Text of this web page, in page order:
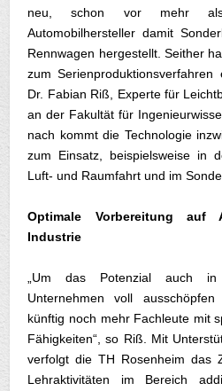
neu, schon vor mehr
Automobilhersteller damit
Rennwagen hergestellt. Seither
zum Serienproduktionsverfahren
Dr. Fabian Riß, Experte für
an der Fakultät für
nach kommt die Technologie
zum Einsatz, beispielsweise in
Luft- und Raumfahrt und im
Optimale Vorbereitung auf
Industrie
„Um das Potenzial auch
Unternehmen voll
künftig noch mehr Fachleute mit
Fähigkeiten“, so Riß. Mit
verfolgt die TH Rosenheim das
Lehraktivitäten im Bereich